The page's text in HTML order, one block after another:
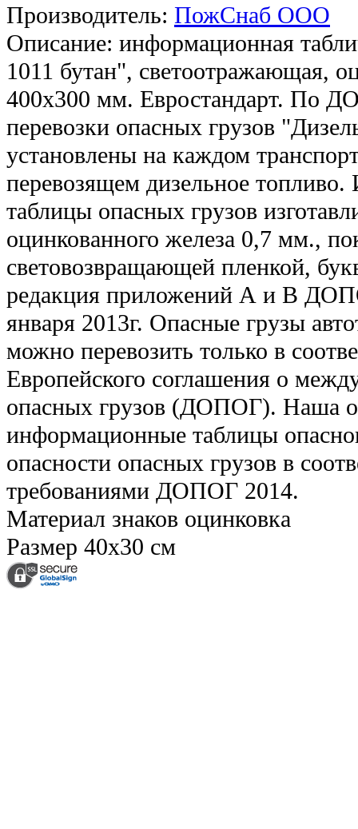
Производитель: ПожСнаб ООО
Описание: информационная
1011 бутан", светоотражающая,
400х300 мм. Евростандарт. По
перевозки опасных грузов
установлены на каждом
перевозящем дизельное
таблицы опасных грузов
оцинкованного железа 0,7 мм.,
световозвращающей пленкой,
редакция приложений А и В
января 2013г. Опасные грузы
можно перевозить только в
Европейского соглашения о
опасных грузов (ДОПОГ). Наша
информационные таблицы
опасности опасных грузов в
требованиями ДОПОГ 2014.
Материал знаков оцинковка
Размер 40х30 см